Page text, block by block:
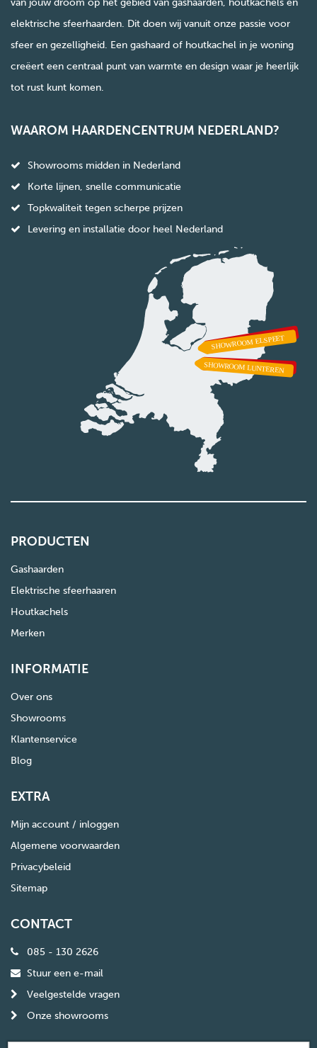
van jouw droom op het gebied van gashaarden, houtkachels en
elektrische sfeerhaarden. Dit doen wij vanuit onze passie voor
sfeer en gezelligheid. Een gashaard of houtkachel in je woning
creëert een centraal punt van warmte en design waar je heerlijk
tot rust kunt komen.
WAAROM HAARDENCENTRUM NEDERLAND?
Showrooms midden in Nederland
Korte lijnen, snelle communicatie
Topkwaliteit tegen scherpe prijzen
Levering en installatie door heel Nederland
PRODUCTEN
Gashaarden
Elektrische sfeerhaaren
Houtkachels
Merken
INFORMATIE
Over ons
Showrooms
Klantenservice
Blog
EXTRA
Mijn account / inloggen
Algemene voorwaarden
Privacybeleid
Sitemap
CONTACT
085 - 130 2626
Stuur een e-mail
Veelgestelde vragen
Onze showrooms